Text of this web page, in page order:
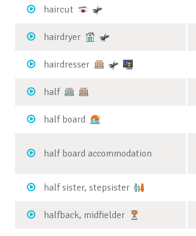
haircut
hairdryer
hairdresser
half
half board
half board accommodation
half sister, stepsister
halfback, midfielder